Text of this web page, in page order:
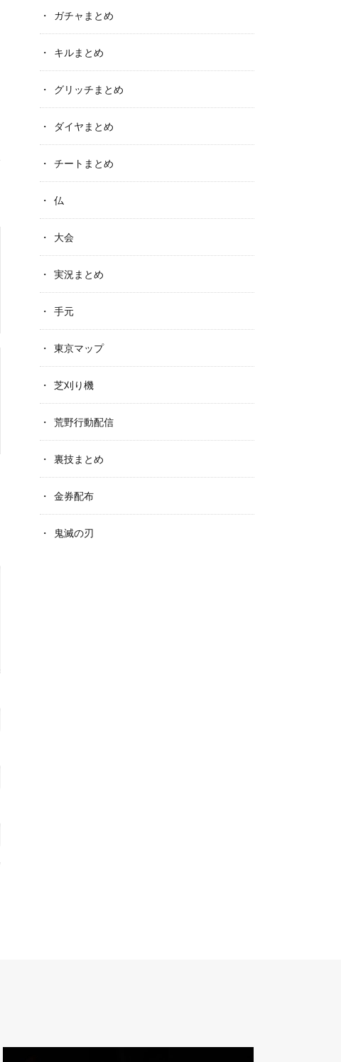
ガチャまとめ
キルまとめ
グリッチまとめ
ダイヤまとめ
チートまとめ
仏
大会
実況まとめ
手元
東京マップ
芝刈り機
荒野行動配信
裏技まとめ
金券配布
鬼滅の刃